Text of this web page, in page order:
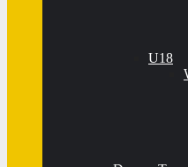
U18